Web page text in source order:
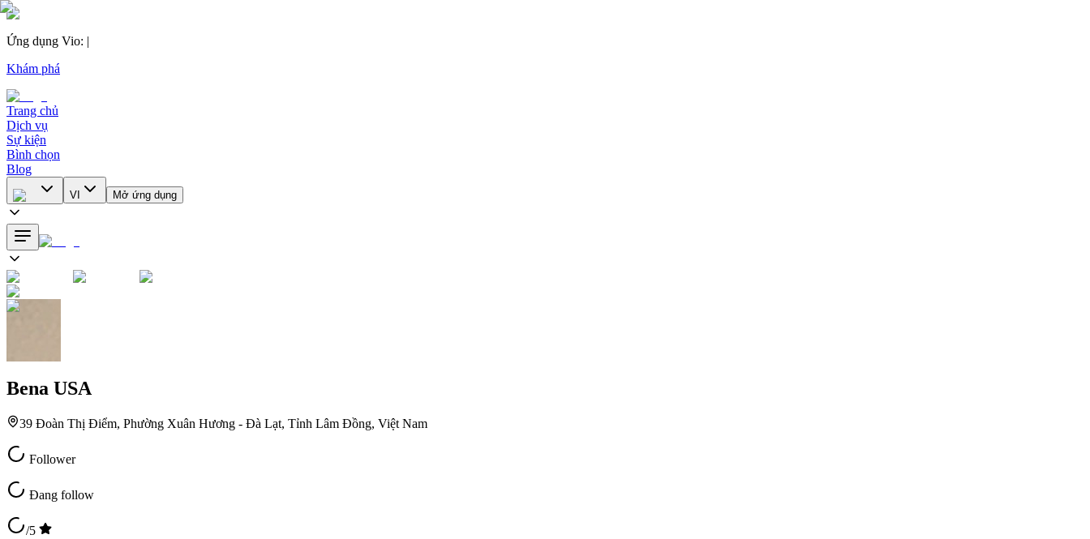
Ứng dụng Vio: |
Khám phá
Trang chủ
Dịch vụ
Sự kiện
Bình chọn
Blog
VI Mở ứng dụng
Bena USA
39 Đoàn Thị Điểm, Phường Xuân Hương - Đà Lạt, Tỉnh Lâm Đồng, Việt Nam
Follower
Đang follow
/5